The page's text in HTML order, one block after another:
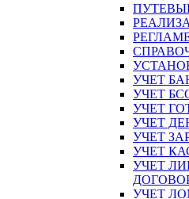
УЧЕТ
УЧЕТ
УЧЕТ
УЧЕТ
УЧЕТ
УЧЕТ
УЧЕТ
УЧЕТ